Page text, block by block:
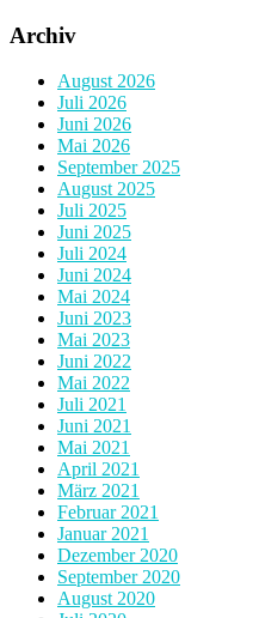
Archiv
August 2026
Juli 2026
Juni 2026
Mai 2026
September 2025
August 2025
Juli 2025
Juni 2025
Juli 2024
Juni 2024
Mai 2024
Juni 2023
Mai 2023
Juni 2022
Mai 2022
Juli 2021
Juni 2021
Mai 2021
April 2021
März 2021
Februar 2021
Januar 2021
Dezember 2020
September 2020
August 2020